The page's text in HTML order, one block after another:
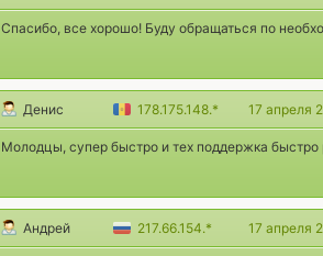
Спасибо, все хорошо! Буду обращаться по
Денис 178.175.148.* 17 апреля
Молодцы, супер быстро и тех поддержка быстро
Андрей 217.66.154.* 17 апреля